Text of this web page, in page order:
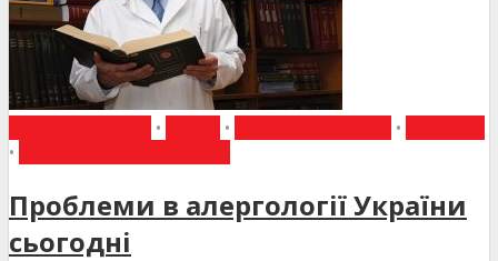
• • •
•
Проблеми в алергології України
сьогодні